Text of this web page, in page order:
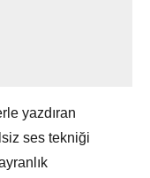
yazdıran
ses tekniği